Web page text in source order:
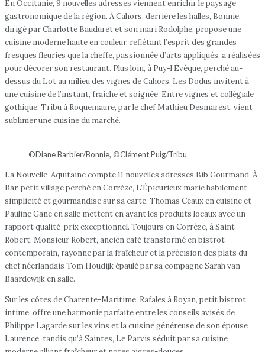
En Occitanie, 9 nouvelles adresses viennent enrichir le paysage
gastronomique de la région. À Cahors, derrière les halles, Bonnie,
dirigé par Charlotte Bauduret et son mari Rodolphe, propose une
cuisine moderne haute en couleur, reflétant l’esprit des grandes
fresques fleuries que la cheffe, passionnée d’arts appliqués, a réalisées
pour décorer son restaurant. Plus loin, à Puy-l’Évêque, perché au-
dessus du Lot au milieu des vignes de Cahors, Les Dodus invitent à
une cuisine de l’instant, fraîche et soignée. Entre vignes et collégiale
gothique, Tribu à Roquemaure, par le chef Mathieu Desmarest, vient
sublimer une cuisine du marché.
©Diane Barbier/Bonnie, ©Clément Puig/Tribu
La Nouvelle-Aquitaine compte 11 nouvelles adresses Bib Gourmand. À
Bar, petit village perché en Corrèze, L’Épicurieux marie habilement
simplicité et gourmandise sur sa carte. Thomas Ceaux en cuisine et
Pauline Gane en salle mettent en avant les produits locaux avec un
rapport qualité-prix exceptionnel. Toujours en Corrèze, à Saint-
Robert, Monsieur Robert, ancien café transformé en bistrot
contemporain, rayonne par la fraîcheur et la précision des plats du
chef néerlandais Tom Houdijk épaulé par sa compagne Sarah van
Baardewijk en salle.
Sur les côtes de Charente-Maritime, Rafales à Royan, petit bistrot
intime, offre une harmonie parfaite entre les conseils avisés de
Philippe Lagarde sur les vins et la cuisine généreuse de son épouse
Laurence, tandis qu’à Saintes, Le Parvis séduit par sa cuisine